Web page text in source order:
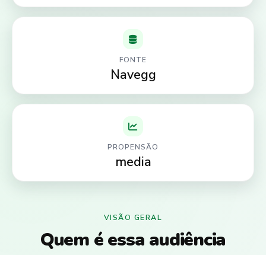
FONTE
Navegg
PROPENSÃO
media
VISÃO GERAL
Quem é essa audiência